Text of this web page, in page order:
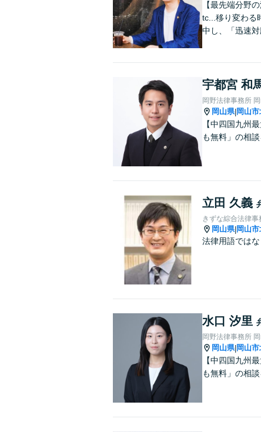
【最先端分野
tc...移り変わる
中し、「迅速対
宇都宮 和
岡野法律事務所
岡山県|岡山
【中四国九州
も無料」の相
立田 久義
きずな綜合法律事
岡山県|岡山
法律用語では
水口 汐里
岡野法律事務所
岡山県|岡山
【中四国九州
も無料」の相